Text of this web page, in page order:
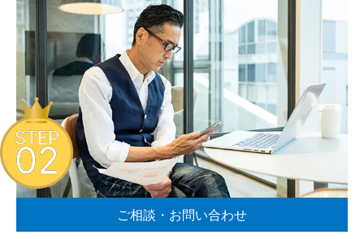
ご相談・お問い合わせ
STEP
02